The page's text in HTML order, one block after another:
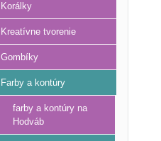
Korálky
Kreatívne tvorenie
Gombíky
Farby a kontúry
farby a kontúry na
Hodváb